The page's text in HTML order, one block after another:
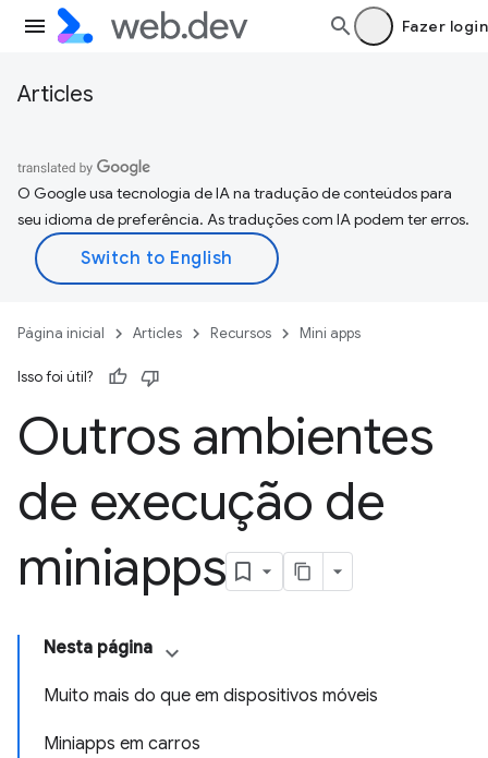
Fazer login
Articles
O Google usa tecnologia de IA na tradução de conteúdos para
seu idioma de preferência. As traduções com IA podem ter erros.
Página inicial Articles Recursos Mini apps
Isso foi útil?
Outros ambientes
de execução de
miniapps
Nesta página
Muito mais do que em dispositivos móveis
Miniapps em carros